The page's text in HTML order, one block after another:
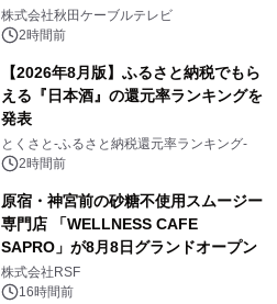
秋田犬の子犬と秋田の四季と名所を巡
るパッケージ～ 9月1日(火)秋田県内で
株式会社秋田ケーブルテレビ
2時間前
【2026年8月版】ふるさと納税でもら
える『日本酒』の還元率ランキングを
発表
とくさと-ふるさと納税還元率ランキング-
2時間前
原宿・神宮前の砂糖不使用スムージー
専門店 「WELLNESS CAFE
SAPRO」が8月8日グランドオープン
株式会社RSF
16時間前